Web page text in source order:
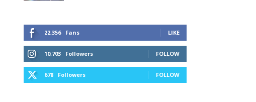
22,356 Fans LIKE
10,703 Followers FOLLOW
678 Followers FOLLOW